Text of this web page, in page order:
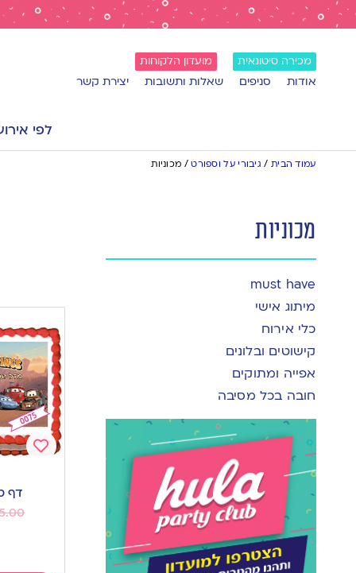
מכירה סיטונאית מועדון הלקוחות
אודות סניפים שאלות ותשובות יצירת קשר
לפי
עמוד הבית / גיבורי על וספורט/ מכוניות
מכוניות
must have
מיתוג אישי
כלי אירוח
קישוטים ובלונים
אפייה ומתוקים
חובה בכל מסיבה
wishlist
דף